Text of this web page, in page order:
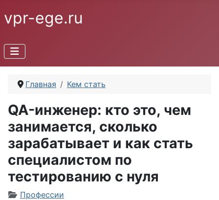
vpr-ege.ru
Главная Кем стать
QA-инженер: кто это, чем
занимается, сколько
зарабатывает и как стать
специалистом по
тестированию с нуля
Информация о материале
Профессии